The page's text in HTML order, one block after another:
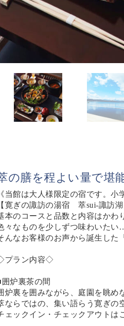
の膳を程よい量で堪
《当館は大人様限定の宿です。小
【寛ぎの諏訪の湯宿 萃sui-諏訪
本のコースと品数と内容はかわ
々なものを少しずつ味わいた
んなお客様のお声から誕生した
プラン内容◇
囲炉裏茶の間
炉裏を囲みながら、庭園を眺め
ならではの、集い語らう寛ぎの
ェックイン・チェックアウトは